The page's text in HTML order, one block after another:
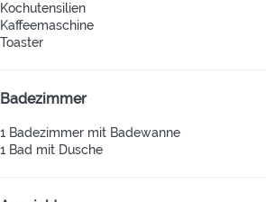
Kochutensilien
Kaffeemaschine
Toaster
Badezimmer
1 Badezimmer mit Badewanne
1 Bad mit Dusche